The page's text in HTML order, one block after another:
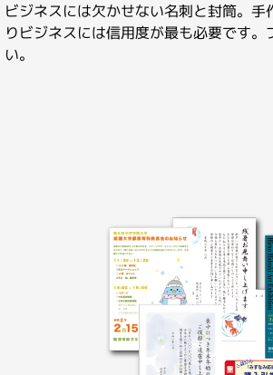
ビジネスには欠かせない名刺と封筒。
りビジネスには信用度が最も必要です
い。